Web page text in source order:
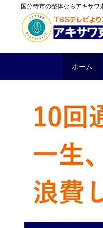
国分寺市の整体ならアキサワ
ホーム